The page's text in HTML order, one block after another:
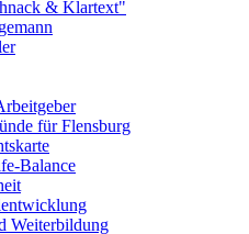
& Klartext"
für Flensburg
Balance
Weiterbildung